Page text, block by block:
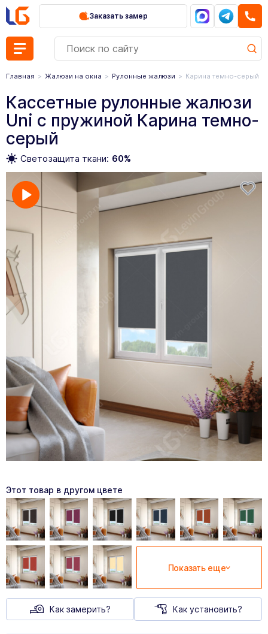
Заказать замер
Главная Жалюзи на окна Рулонные жалюзи Карина темно-серый
Кассетные рулонные жалюзи
Uni с пружиной Карина темно-
серый
Светозащита ткани: 60%
Этот товар в другом цвете
Показать еще
Как замерить? Как установить?